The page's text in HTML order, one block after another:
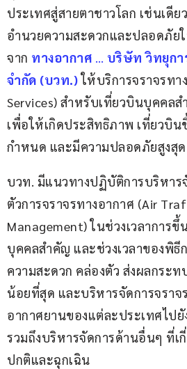
ประเทศสู่สายตาชาวโลก เช่นเดี
อำนวยความสะดวกและปลอดภัย
จาก ทางอากาศ … บริษัท วิทยุก
จำกัด (บวท.) ให้บริการจราจรท
Services) สำหรับเที่ยวบินบุคคล
เพื่อให้เกิดประสิทธิภาพ เที่ยวบิน
กำหนด และมีความปลอดภัยสูงสุด
บวท. มีแนวทางปฏิบัติการบริหาร
ตัวการจราจรทางอากาศ (Air
Management) ในช่วงเวลาการ
บุคคลสำคัญ และช่วงเวลาของพิธี
ความสะดวก คล่องตัว ส่งผลกระ
น้อยที่สุด และบริหารจัดการจรา
อากาศยานของแต่ละประเทศไป
รวมถึงบริหารจัดการด้านอื่นๆ ที่เ
ปกติและฉุกเฉิน